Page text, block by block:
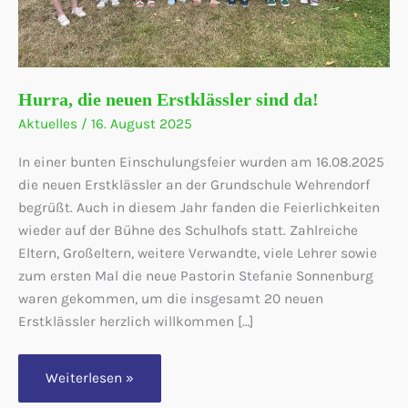
Hurra, die neuen Erstklässler sind da!
Aktuelles / 16. August 2025
In einer bunten Einschulungsfeier wurden am 16.08.2025
die neuen Erstklässler an der Grundschule Wehrendorf
begrüßt. Auch in diesem Jahr fanden die Feierlichkeiten
wieder auf der Bühne des Schulhofs statt. Zahlreiche
Eltern, Großeltern, weitere Verwandte, viele Lehrer sowie
zum ersten Mal die neue Pastorin Stefanie Sonnenburg
waren gekommen, um die insgesamt 20 neuen
Erstklässler herzlich willkommen […]
Hurra,
neuen
Weiterlesen »